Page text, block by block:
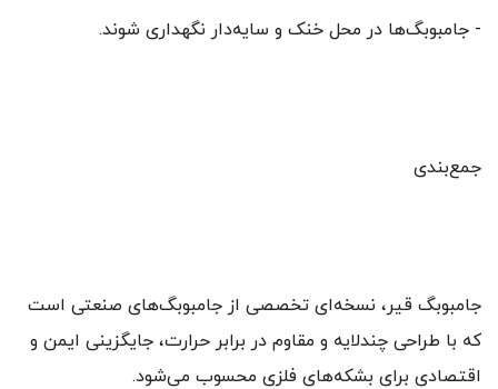
- جامبوبگ‌ها در محل خنک و سایه‌دار نگهداری شوند.
جمع‌بندی
جامبوبگ قیر، نسخه‌ای تخصصی از جامبوبگ‌های صنعتی است
که با طراحی چندلایه و مقاوم در برابر حرارت، جایگزینی ایمن و
اقتصادی برای بشکه‌های فلزی محسوب می‌شود.